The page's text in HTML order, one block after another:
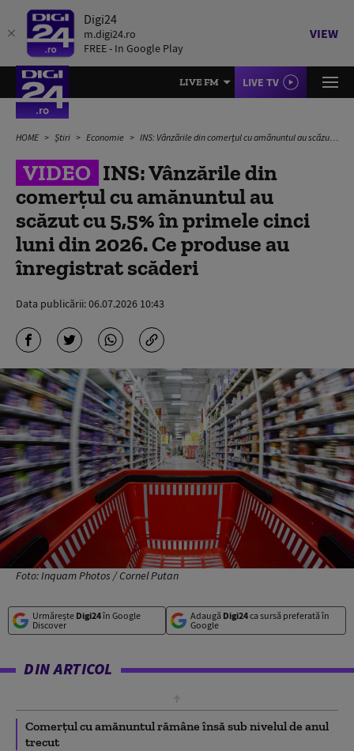
Digi24
m.digi24.ro
FREE - In Google Play
VIEW
LIVE FM LIVE TV
HOME Știri Economie INS: Vânzările din comerțul cu amănuntul au scăzut cu 5,5% în primele cinci luni din 2026. Ce produse au înregistrat scăderi
VIDEO INS: Vânzările din
comerțul cu amănuntul au
scăzut cu 5,5% în primele cinci
luni din 2026. Ce produse au
înregistrat scăderi
Data publicării:06.07.2026 10:43
Foto: Inquam Photos / Cornel Putan
Urmărește Digi24în Google
Discover
Adaugă Digi24ca sursă preferată în
Google
DIN ARTICOL
Comerțul cu amănuntul rămâne însă sub nivelul de anul
trecut